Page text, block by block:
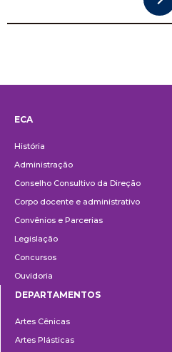
ECA
História
Administração
Conselho Consultivo da Direção
Corpo docente e administrativo
Convênios e Parcerias
Legislação
Concursos
Ouvidoria
DEPARTAMENTOS
Artes Cênicas
Artes Plásticas